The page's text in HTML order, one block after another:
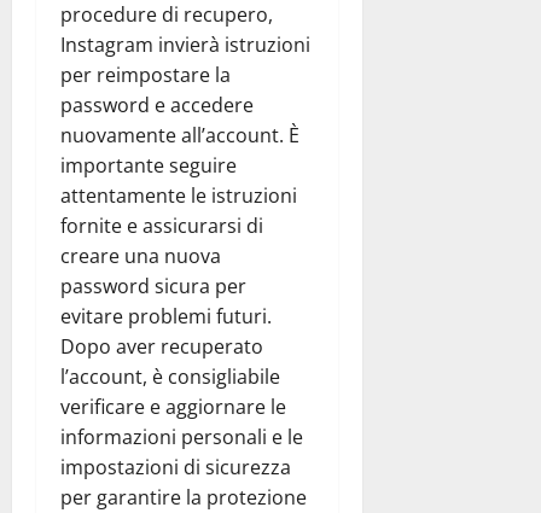
procedure di recupero,
Instagram invierà istruzioni
per reimpostare la
password e accedere
nuovamente all’account. È
importante seguire
attentamente le istruzioni
fornite e assicurarsi di
creare una nuova
password sicura per
evitare problemi futuri.
Dopo aver recuperato
l’account, è consigliabile
verificare e aggiornare le
informazioni personali e le
impostazioni di sicurezza
per garantire la protezione